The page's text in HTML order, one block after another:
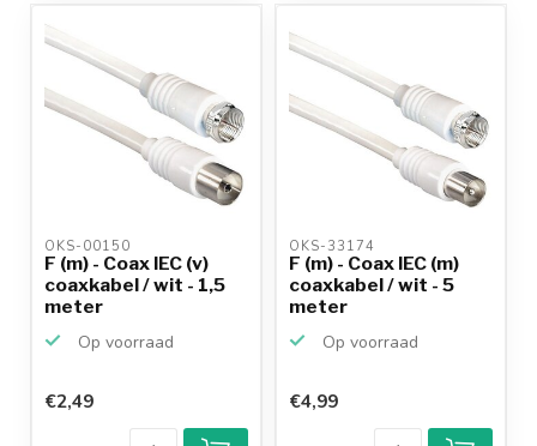
OKS-00150
F (m) - Coax IEC (v)
coaxkabel / wit - 1,5
meter
Op voorraad
€2,49
OKS-33174
F (m) - Coax IEC (m)
coaxkabel / wit - 5
meter
Op voorraad
€4,99